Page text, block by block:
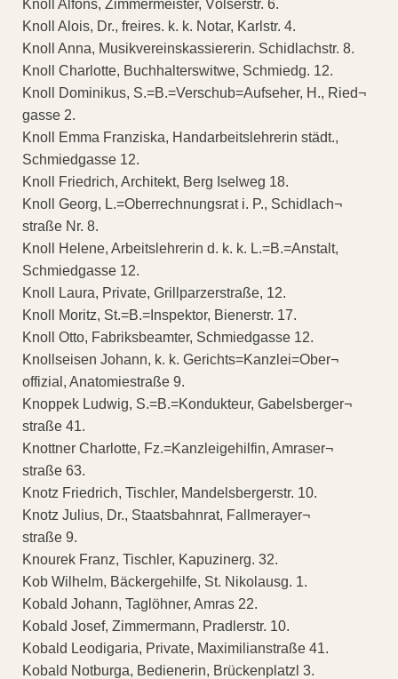
Knoll Alfons, Zimmermeister, Völserstr. 6.
Knoll Alois, Dr., freires. k. k. Notar, Karlstr. 4.
Knoll Anna, Musikvereinskassiererin. Schidlachstr. 8.
Knoll Charlotte, Buchhalterswitwe, Schmiedg. 12.
Knoll Dominikus, S.=B.=Verschub=Aufseher, H., Ried¬
gasse 2.
Knoll Emma Franziska, Handarbeitslehrerin städt.,
Schmiedgasse 12.
Knoll Friedrich, Architekt, Berg Iselweg 18.
Knoll Georg, L.=Oberrechnungsrat i. P., Schidlach¬
straße Nr. 8.
Knoll Helene, Arbeitslehrerin d. k. k. L.=B.=Anstalt,
Schmiedgasse 12.
Knoll Laura, Private, Grillparzerstraße, 12.
Knoll Moritz, St.=B.=Inspektor, Bienerstr. 17.
Knoll Otto, Fabriksbeamter, Schmiedgasse 12.
Knollseisen Johann, k. k. Gerichts=Kanzlei=Ober¬
offizial, Anatomiestraße 9.
Knoppek Ludwig, S.=B.=Kondukteur, Gabelsberger¬
straße 41.
Knottner Charlotte, Fz.=Kanzleigehilfin, Amraser¬
straße 63.
Knotz Friedrich, Tischler, Mandelsbergerstr. 10.
Knotz Julius, Dr., Staatsbahnrat, Fallmerayer¬
straße 9.
Knourek Franz, Tischler, Kapuzinerg. 32.
Kob Wilhelm, Bäckergehilfe, St. Nikolausg. 1.
Kobald Johann, Taglöhner, Amras 22.
Kobald Josef, Zimmermann, Pradlerstr. 10.
Kobald Leodigaria, Private, Maximilianstraße 41.
Kobald Notburga, Bedienerin, Brückenplatzl 3.